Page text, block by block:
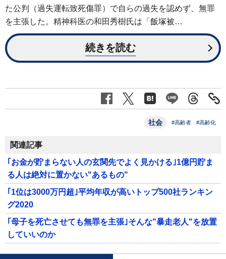
た公判（過失運転致死傷罪）で自らの過失を認めず、無罪
を主張した。精神科医の和田秀樹氏は「飯塚被…
続きを読む
社会 #高齢者 #高齢化
関連記事
｢お金が貯まらない人の玄関先でよく見かける｣1億円貯ま
る人は絶対に置かない"あるもの"
｢1位は3000万円超｣平均年収が高いトップ500社ランキン
グ2020
｢母子を死亡させても無罪を主張｣そんな"暴走老人"を放置
していいのか